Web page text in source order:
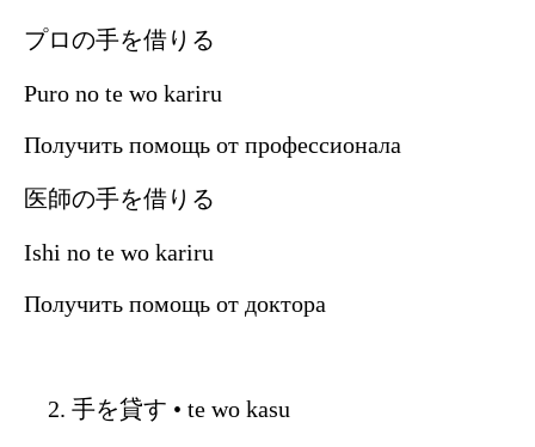
プロの手を借りる
Puro no te wo kariru
Получить помощь от профессионала
医師の手を借りる
Ishi no te wo kariru
Получить помощь от доктора
手を貸す • te wo kasu